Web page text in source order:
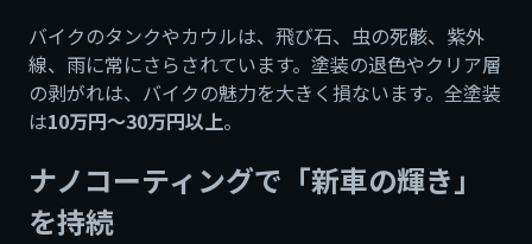
バイクのタンクやカウルは、飛び石、虫の死骸、紫外
線、雨に常にさらされています。塗装の退色やクリア層
の剥がれは、バイクの魅力を大きく損ないます。全塗装
は10万円〜30万円以上。
ナノコーティングで「新車の輝き」
を持続